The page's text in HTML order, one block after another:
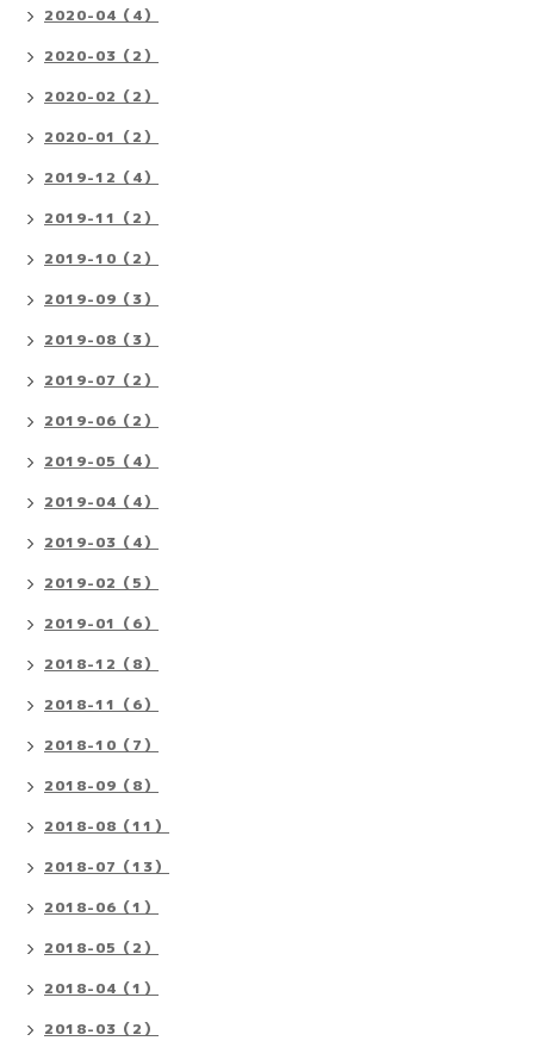
2020-04（4）
2020-03（2）
2020-02（2）
2020-01（2）
2019-12（4）
2019-11（2）
2019-10（2）
2019-09（3）
2019-08（3）
2019-07（2）
2019-06（2）
2019-05（4）
2019-04（4）
2019-03（4）
2019-02（5）
2019-01（6）
2018-12（8）
2018-11（6）
2018-10（7）
2018-09（8）
2018-08（11）
2018-07（13）
2018-06（1）
2018-05（2）
2018-04（1）
2018-03（2）